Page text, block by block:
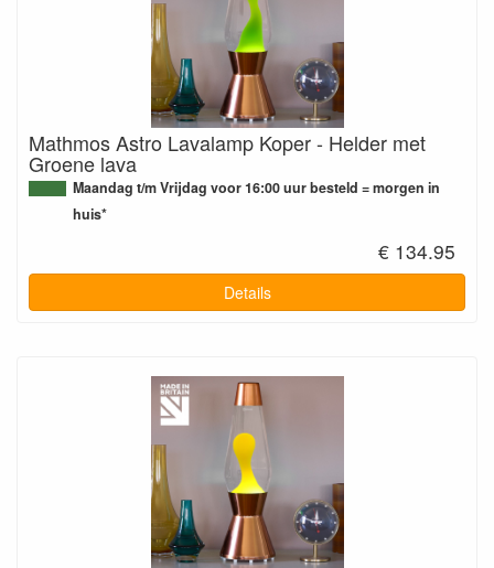
Mathmos Astro Lavalamp Koper - Helder met
Groene lava
Maandag t/m Vrijdag voor 16:00 uur besteld = morgen in
huis*
€ 134.95
Details